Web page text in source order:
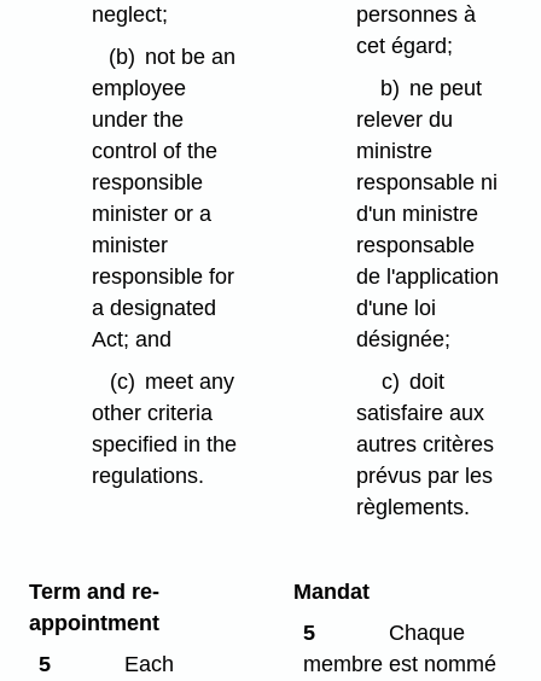
neglect;
(b) not be an
employee
under the
control of the
responsible
minister or a
minister
responsible for
a designated
Act; and
(c) meet any
other criteria
specified in the
regulations.
personnes à
cet égard;
b) ne peut
relever du
ministre
responsable ni
d'un ministre
responsable
de l'application
d'une loi
désignée;
c) doit
satisfaire aux
autres critères
prévus par les
règlements.
Term and re-
appointment
5
Each
Mandat
5
Chaque
membre est nommé